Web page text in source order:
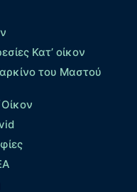
Κατ’ οίκον
του Μαστού